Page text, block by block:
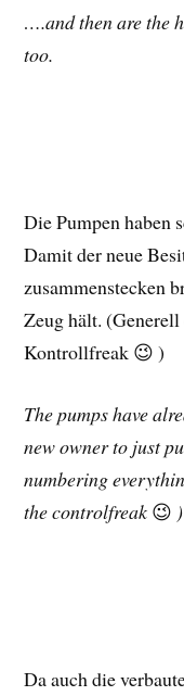
….and then are the
too.
Die Pumpen haben
Damit der neue
zusammenstecken
Zeug hält.
Kontrollfreak 😉 )
The pumps have
new owner to just
numbering
the controlfreak 😉 )
Da auch die